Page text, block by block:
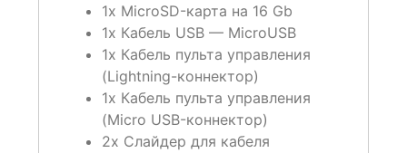
1х MicroSD-карта на 16 Gb
1х Кабель USB — MicroUSB
1x Кабель пульта управления
(Lightning-коннектор)
1x Кабель пульта управления
(Micro USB-коннектор)
2x Слайдер для кабеля